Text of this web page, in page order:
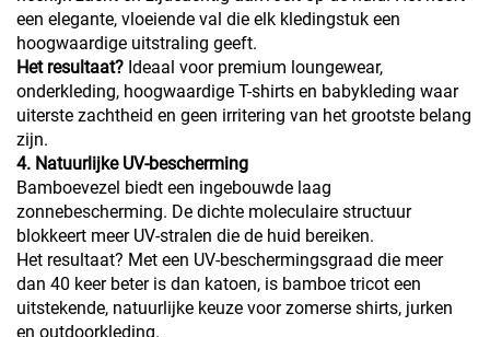
een elegante, vloeiende val die elk kledingstuk een
hoogwaardige uitstraling geeft.
Het resultaat? Ideaal voor premium loungewear,
onderkleding, hoogwaardige T-shirts en babykleding waar
uiterste zachtheid en geen irritering van het grootste belang
zijn.
4. Natuurlijke UV-bescherming
Bamboevezel biedt een ingebouwde laag
zonnebescherming. De dichte moleculaire structuur
blokkeert meer UV-stralen die de huid bereiken.
Het resultaat? Met een UV-beschermingsgraad die meer
dan 40 keer beter is dan katoen, is bamboe tricot een
uitstekende, natuurlijke keuze voor zomerse shirts, jurken
en outdoorkleding.